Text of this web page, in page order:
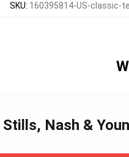
SKU: 160395814-US-classic-
Nash &